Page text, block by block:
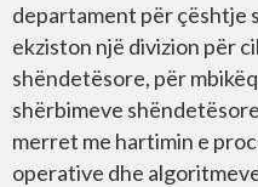
departament për çështje
ekziston një divizion për
shëndetësore, për
shërbimeve
merret me hartimin e
operative dhe